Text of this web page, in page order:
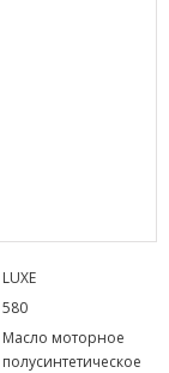
LUXE
580
Масло моторное
полусинтетическое